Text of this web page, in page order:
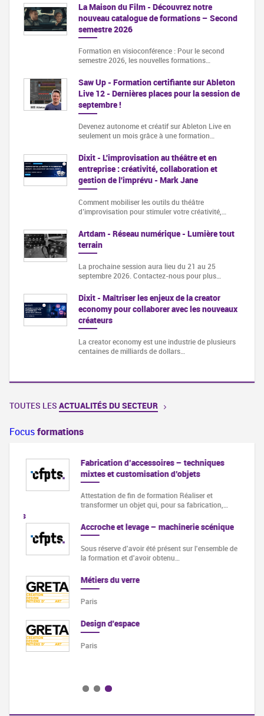
La Maison du Film - Découvrez notre
nouveau catalogue de formations – Second
semestre 2026
Formation en visioconférence : Pour le second
semestre 2026, les nouvelles formations…
Saw Up - Formation certifiante sur Ableton
Live 12 - Dernières places pour la session de
septembre !
Devenez autonome et créatif sur Ableton Live en
seulement un mois grâce à une formation…
Dixit - L'improvisation au théâtre et en
entreprise : créativité, collaboration et
gestion de l'imprévu - Mark Jane
Comment mobiliser les outils du théâtre
d’improvisation pour stimuler votre créativité,…
Artdam - Réseau numérique - Lumière tout
terrain
La prochaine session aura lieu du 21 au 25
septembre 2026. Contactez-nous pour plus…
Dixit - Maîtriser les enjeux de la creator
economy pour collaborer avec les nouveaux
créateurs
La creator economy est une industrie de plusieurs
centaines de milliards de dollars…
TOUTES LES ACTUALITÉS DU SECTEUR
Focusformations
Fabrication d’accessoires – techniques
mixtes et customisation d’objets
Attestation de fin de formation Réaliser et
transformer un objet qui, pour sa fabrication,…
Accroche et levage – machinerie scénique
Sous réserve d'avoir été présent sur l'ensemble de
la formation et d'avoir obtenu…
Métiers du verre
Paris
Design d'espace
Paris